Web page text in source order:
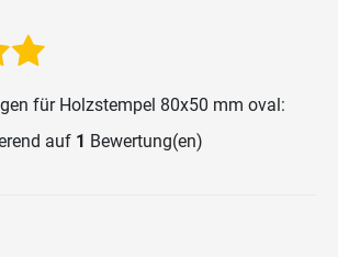
für Holzstempel 80x50 mm oval:
auf 1 Bewertung(en)